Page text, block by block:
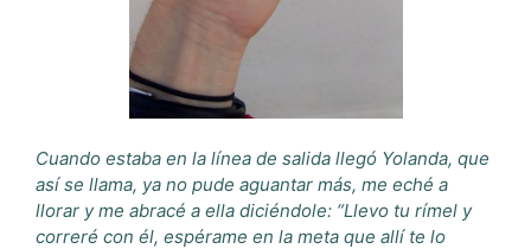
Cuando estaba en la línea de salida llegó Yolanda, que
así se llama, ya no pude aguantar más, me eché a
llorar y me abracé a ella diciéndole: “Llevo tu rímel y
correré con él, espérame en la meta que allí te lo